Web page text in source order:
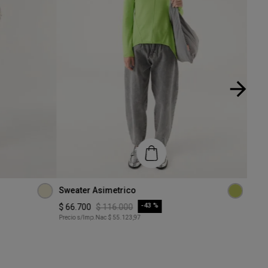
XS
Sweater Asimetrico
$ 66.700 $116.000 -43 %
Precio s/Imp.Nac $ 55.123,97